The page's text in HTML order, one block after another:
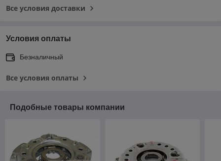
Все условия доставки
Условия оплаты
Безналичный
Все условия оплаты
Подобные товары компании